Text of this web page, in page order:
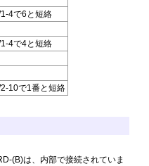
4で6と短絡
4で4と短絡
10で1番と短絡
(B)は、内部で接続されていま